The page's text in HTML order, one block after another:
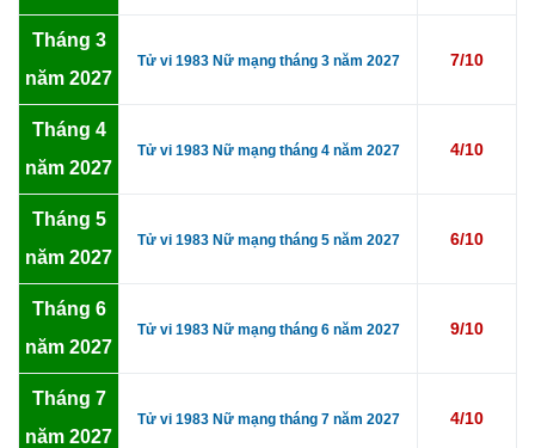
Tháng 3
năm 2027
Tử vi 1983 Nữ mạng tháng 3 năm 2027 7/10
Tháng 4
năm 2027
Tử vi 1983 Nữ mạng tháng 4 năm 2027 4/10
Tháng 5
năm 2027
Tử vi 1983 Nữ mạng tháng 5 năm 2027 6/10
Tháng 6
năm 2027
Tử vi 1983 Nữ mạng tháng 6 năm 2027 9/10
Tháng 7
năm 2027
Tử vi 1983 Nữ mạng tháng 7 năm 2027 4/10